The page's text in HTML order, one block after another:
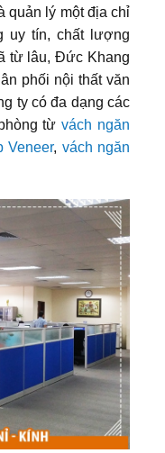
quản lý một địa chỉ
uy tín, chất lượng
từ lâu, Đức Khang
phối nội thất văn
ty có đa dạng các
từvách ngăn
Veneer, vách ngăn